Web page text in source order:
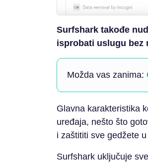
Surfshark takođe
isprobati uslugu bez
Možda vas zanima:
Glavna karakteristika
uređaja, nešto što
i zaštititi sve gedžete
Surfshark uključuje